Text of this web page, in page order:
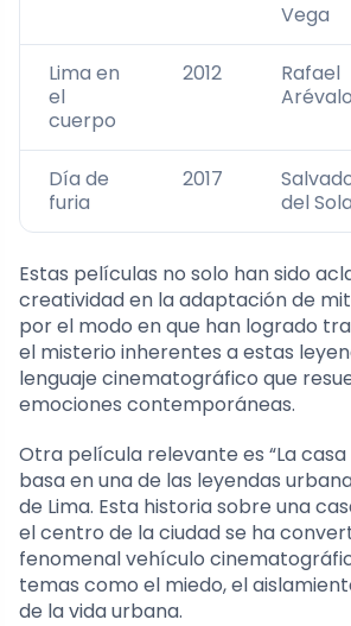
Vega
Lima en
el
cuerpo
2012
Rafael
Arévalo
Día de
furia
2017
del
Estas películas no solo han sido
creatividad en la adaptación de
por el modo en que han logrado
el misterio inherentes a estas
lenguaje cinematográfico que
emociones contemporáneas.
Otra película relevante es “La casa
basa en una de las leyendas
de Lima. Esta historia sobre una
el centro de la ciudad se ha
fenomenal vehículo
temas como el miedo, el
de la vida urbana.